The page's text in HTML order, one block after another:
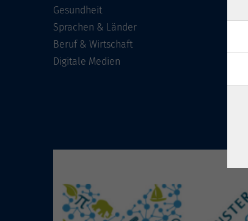
Gesundheit
Sprachen & Länder
Beruf & Wirtschaft
Digitale Medien